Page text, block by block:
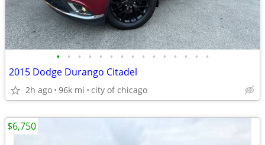
• • • • • • • • • • • • • • •
2015 Dodge Durango Citadel
2h ago 96k mi city of chicago
$6,750